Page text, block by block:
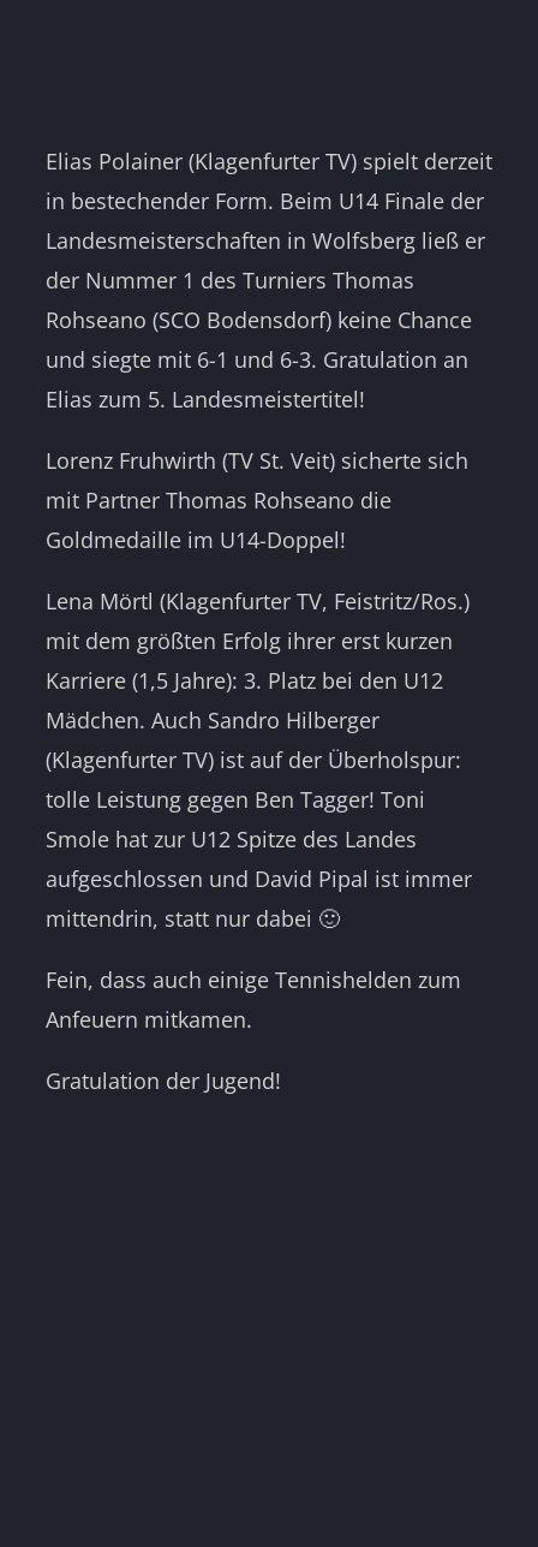
Elias Polainer (Klagenfurter TV) spielt derzeit
in bestechender Form. Beim U14 Finale der
Landesmeisterschaften in Wolfsberg ließ er
der Nummer 1 des Turniers Thomas
Rohseano (SCO Bodensdorf) keine Chance
und siegte mit 6-1 und 6-3. Gratulation an
Elias zum 5. Landesmeistertitel!
Lorenz Fruhwirth (TV St. Veit) sicherte sich
mit Partner Thomas Rohseano die
Goldmedaille im U14-Doppel!
Lena Mörtl (Klagenfurter TV, Feistritz/Ros.)
mit dem größten Erfolg ihrer erst kurzen
Karriere (1,5 Jahre): 3. Platz bei den U12
Mädchen. Auch Sandro Hilberger
(Klagenfurter TV) ist auf der Überholspur:
tolle Leistung gegen Ben Tagger! Toni
Smole hat zur U12 Spitze des Landes
aufgeschlossen und David Pipal ist immer
mittendrin, statt nur dabei 🙂
Fein, dass auch einige Tennishelden zum
Anfeuern mitkamen.
Gratulation der Jugend!